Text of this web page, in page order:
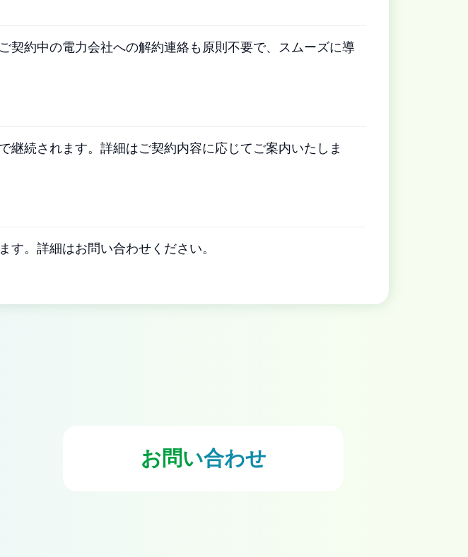
契約中の電力会社への解約連絡も原則不要で、スムーズに導
続されます。詳細はご契約内容に応じてご案内いたしま
。詳細はお問い合わせください。
お問い合わせ